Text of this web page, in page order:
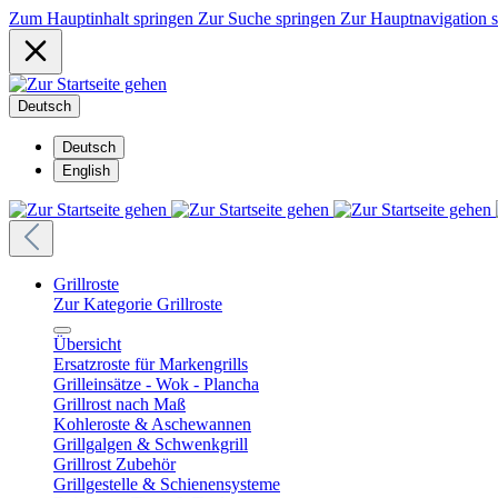
Zum Hauptinhalt springen Zur Suche springen Zur Hauptnavigation
Deutsch
Deutsch
English
Grillroste
Zur Kategorie Grillroste
Übersicht
Ersatzroste für Markengrills
Grilleinsätze - Wok - Plancha
Grillrost nach Maß
Kohleroste & Aschewannen
Grillgalgen & Schwenkgrill
Grillrost Zubehör
Grillgestelle & Schienensysteme